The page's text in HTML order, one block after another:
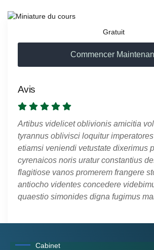
Gratuit
Commencer
Avis
Artibus videlicet oblivionis amicitia
tyrannus oblivisci loquitur
etiamsi veniendi vetustate dixerimus
cyrenaicos noris uratur constantius
flagitiose vanos promerem frangere
antiocho videntes concedere
quaestio simonides digna fugimus
Cabinet